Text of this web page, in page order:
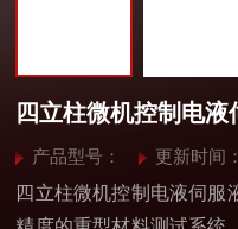
四立柱微机控制电
产品型号：
更新时间
四立柱微机控制电液伺服